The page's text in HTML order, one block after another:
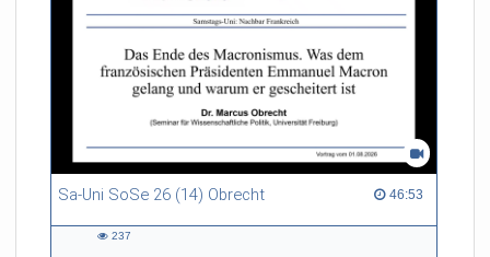
Sa-Uni SoSe 26 (14) Obrecht 46:53
46:53 duration
237